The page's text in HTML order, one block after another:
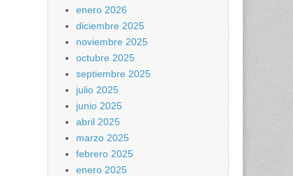
enero 2026
diciembre 2025
noviembre 2025
octubre 2025
septiembre 2025
julio 2025
junio 2025
abril 2025
marzo 2025
febrero 2025
enero 2025